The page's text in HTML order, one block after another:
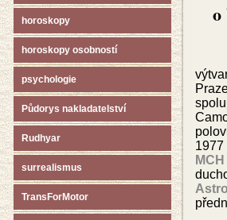
horoskopy
horoskopy osobností
psychologie
Půdorys nakladatelství
Rudhyar
surrealismus
TransForMotor
1977